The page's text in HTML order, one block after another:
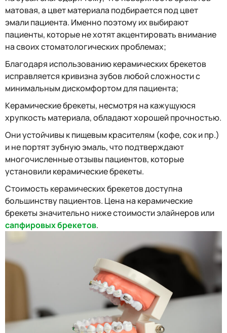
матовая, а цвет материала подбирается под цвет
эмали пациента. Именно поэтому их выбирают
пациенты, которые не хотят акцентировать внимание
на своих стоматологических проблемах;
Благодаря использованию керамических брекетов
исправляется кривизна зубов любой сложности с
минимальным дискомфортом для пациента;
Керамические брекеты, несмотря на кажущуюся
хрупкость материала, обладают хорошей прочностью.
Они устойчивы к пищевым красителям (кофе, сок и пр.)
и не портят зубную эмаль, что подтверждают
многочисленные отзывы пациентов, которые
установили керамические брекеты.
Стоимость керамических брекетов доступна
большинству пациентов. Цена на керамические
брекеты значительно ниже стоимости элайнеров или
сапфировых брекетов.